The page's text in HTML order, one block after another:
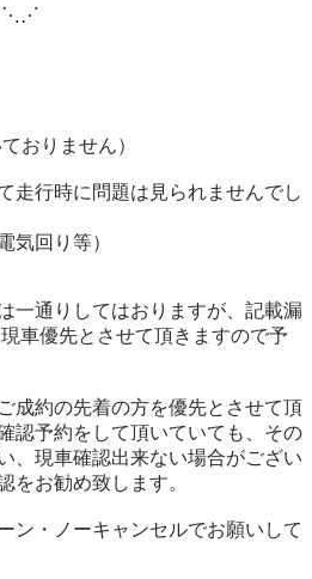
おりません）
走行時に問題は見られませんでし
気回り等）
一通りしてはおりますが、記載漏
車優先とさせて頂きますので予
成約の先着の方を優先とさせて頂
認予約をして頂いていても、その
、現車確認出来ない場合がござい
をお勧め致します。
ン・ノーキャンセルでお願いして